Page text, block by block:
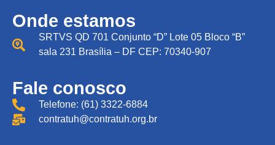
Onde estamos
SRTVS QD 701 Conjunto “D” Lote 05 Bloco “B”
sala 231 Brasília – DF CEP: 70340-907
Fale conosco
Telefone: (61) 3322-6884
contratuh@contratuh.org.br